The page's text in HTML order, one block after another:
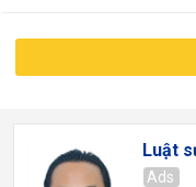
Luật
Ads